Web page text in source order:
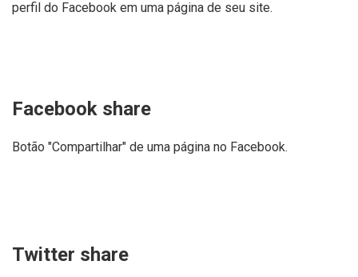
perfil do Facebook em uma página de seu site.
Facebook share
Botão "Compartilhar" de uma página no Facebook.
Twitter share